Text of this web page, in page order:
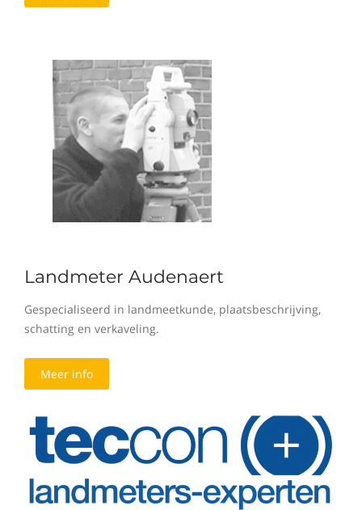
Landmeter Audenaert
Gespecialiseerd in landmeetkunde, plaatsbeschrijving,
schatting en verkaveling.
Meer info